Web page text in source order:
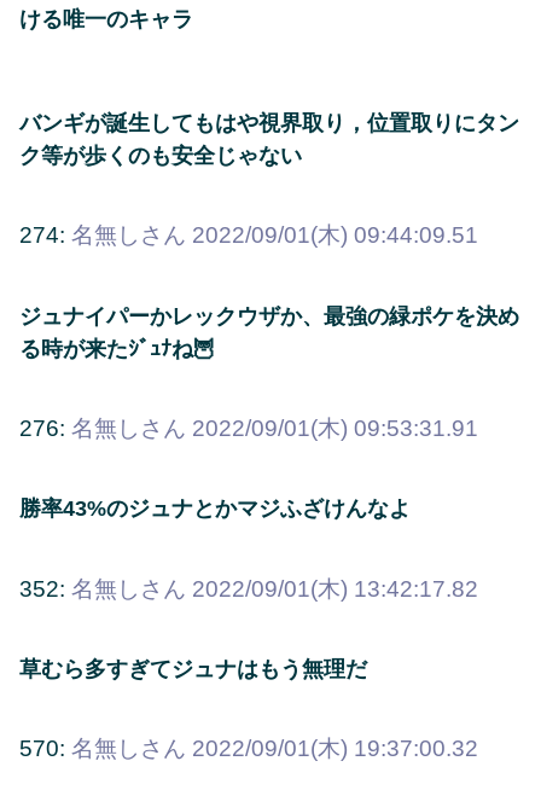
ける唯一のキャラ
バンギが誕生してもはや視界取り，位置取りにタン
ク等が歩くのも安全じゃない
274: 名無しさん 2022/09/01(木) 09:44:09.51
ジュナイパーかレックウザか、最強の緑ポケを決め
る時が来たｼﾞｭﾅね🦉
276: 名無しさん 2022/09/01(木) 09:53:31.91
勝率43%のジュナとかマジふざけんなよ
352: 名無しさん 2022/09/01(木) 13:42:17.82
草むら多すぎてジュナはもう無理だ
570: 名無しさん 2022/09/01(木) 19:37:00.32